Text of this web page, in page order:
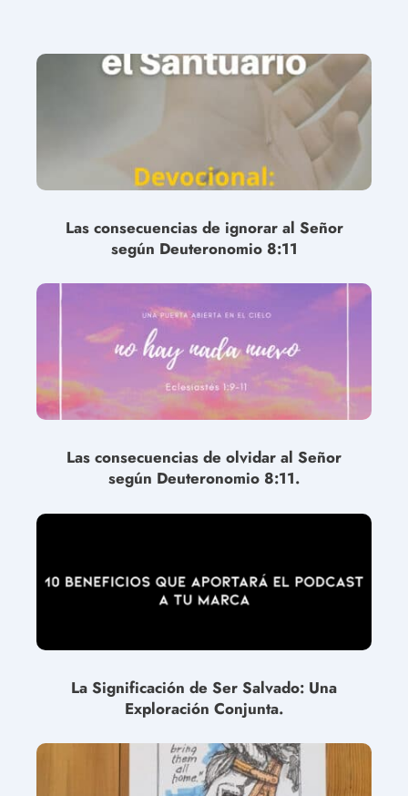
Las consecuencias de ignorar al Señor
según Deuteronomio 8:11
Las consecuencias de olvidar al Señor
según Deuteronomio 8:11.
La Significación de Ser Salvado: Una
Exploración Conjunta.